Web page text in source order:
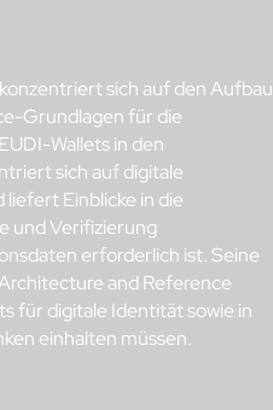
sich auf den Aufbau
Grundlagen für die
Wallets in den
sich auf digitale
Einblicke in die
und Verifizierung
erforderlich ist. Seine
and Reference
für digitale Identität sowie in
einhalten müssen.